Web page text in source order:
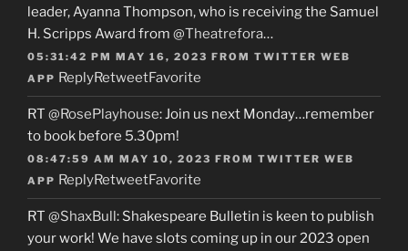
leader, Ayanna Thompson, who is receiving the Samuel
H. Scripps Award from @Theatrefora…
05:31:42 PM MAY 16, 2023 FROM TWITTER WEB
APP ReplyRetweetFavorite
RT @RosePlayhouse: Join us next Monday…remember
to book before 5.30pm!
08:47:59 AM MAY 10, 2023 FROM TWITTER WEB
APP ReplyRetweetFavorite
RT @ShaxBull: Shakespeare Bulletin is keen to publish
your work! We have slots coming up in our 2023 open